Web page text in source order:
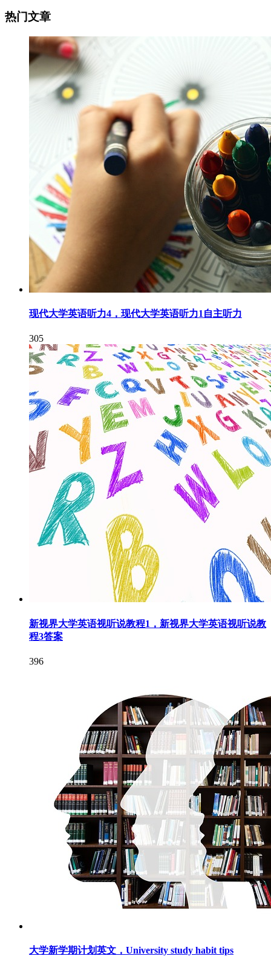
热门文章
现代大学英语听力4，现代大学英语听力1自主听力
305
新视界大学英语视听说教程1，新视界大学英语视听说教
程3答案
396
大学新学期计划英文，University study habit tips